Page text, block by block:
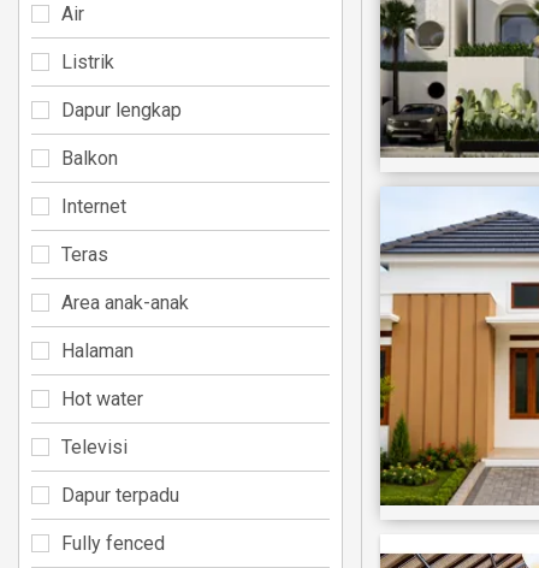
Air
Listrik
Dapur lengkap
Balkon
Internet
Teras
Area anak-anak
Halaman
Hot water
Televisi
Dapur terpadu
Fully fenced